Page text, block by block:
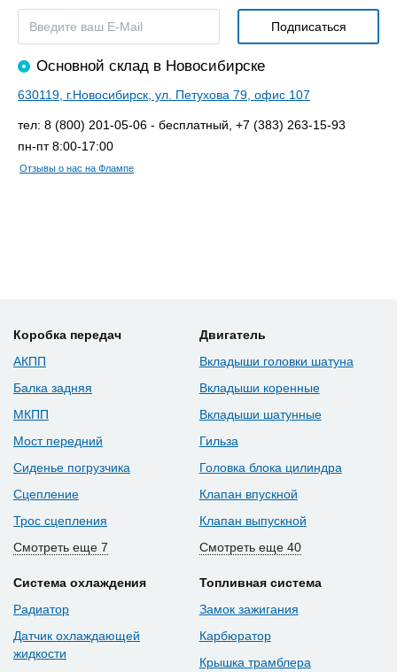
Основной склад в Новосибирске
630119, г.Новосибирск, ул. Петухова 79, офис 107
тел: 8 (800) 201-05-06 - бесплатный, +7 (383) 263-15-93
пн-пт 8:00-17:00
Отзывы о нас на Флампе
Коробка передач
АКПП
Балка задняя
МКПП
Мост передний
Сиденье погрузчика
Сцепление
Трос сцепления
Смотреть еще 7
Двигатель
Вкладыши головки шатуна
Вкладыши коренные
Вкладыши шатунные
Гильза
Головка блока цилиндра
Клапан впускной
Клапан выпускной
Смотреть еще 40
Система охлаждения
Радиатор
Датчик охлаждающей
жидкости
Топливная система
Замок зажигания
Карбюратор
Крышка трамблера